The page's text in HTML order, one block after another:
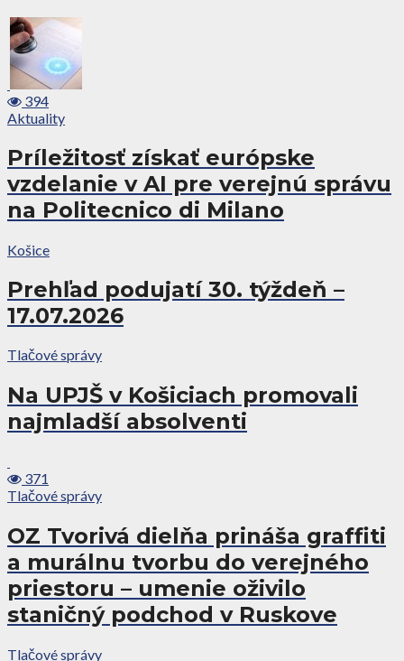
394
Aktuality
Príležitosť získať európske
vzdelanie v AI pre verejnú správu
na Politecnico di Milano
Košice
Prehľad podujatí 30. týždeň –
17.07.2026
Tlačové správy
Na UPJŠ v Košiciach promovali
najmladší absolventi
371
Tlačové správy
OZ Tvorivá dielňa prináša graffiti
a murálnu tvorbu do verejného
priestoru – umenie oživilo
staničný podchod v Ruskove
Tlačové správy